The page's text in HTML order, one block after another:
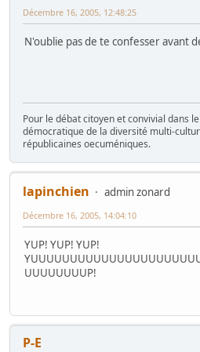
Décembre 16, 2005, 12:48:25
N'oublie pas de te confesser avant
Pour le débat citoyen et convivial dans
démocratique de la diversité multi-
républicaines oecuméniques.
lapinchien
admin zonard
Décembre 16, 2005, 14:04:10
YUP! YUP! YUP!
UUUUUUUUP!
P-E